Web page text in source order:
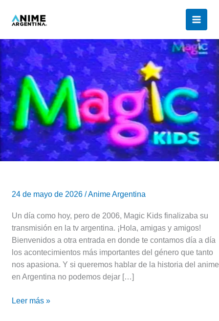
24 de mayo de 2026 /Anime Argentina
Un día como hoy, pero de 2006, Magic Kids finalizaba su
transmisión en la tv argentina. ¡Hola, amigas y amigos!
Bienvenidos a otra entrada en donde te contamos día a día
los acontecimientos más importantes del género que tanto
nos apasiona. Y si queremos hablar de la historia del anime
en Argentina no podemos dejar […]
Hoy
se
cumplen
20
años
que
Magic
Kids
finalizaba
su
la
argentina
Leer más »